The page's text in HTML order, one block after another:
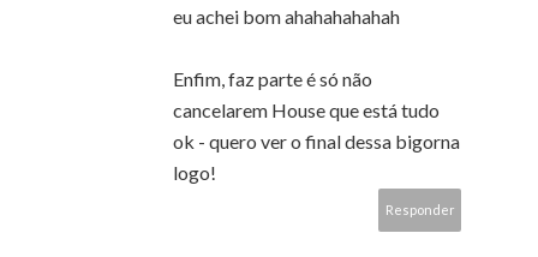
eu achei bom ahahahahahah
Enfim, faz parte é só não
cancelarem House que está tudo
ok - quero ver o final dessa bigorna
logo!
Responder